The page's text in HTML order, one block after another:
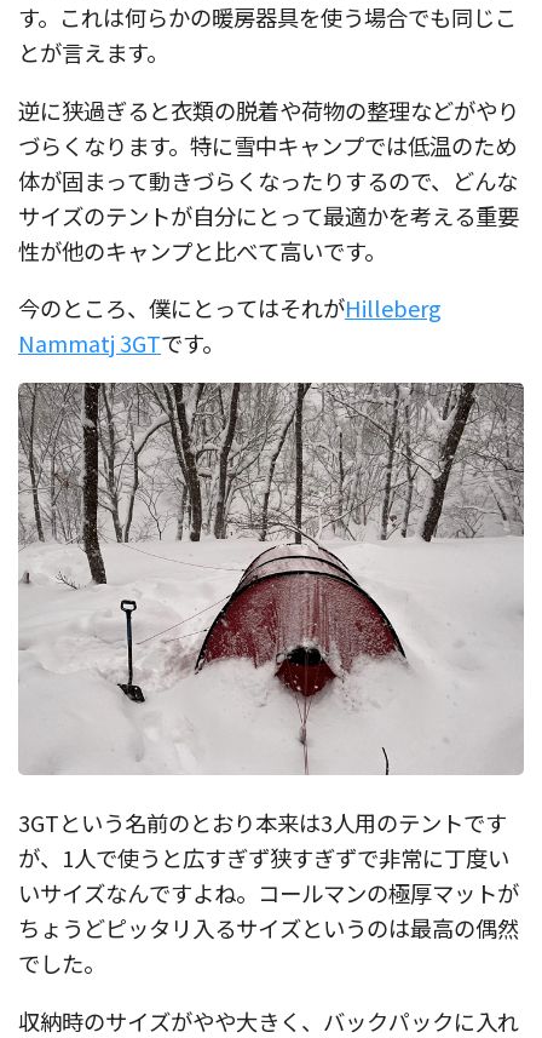
す。これは何らかの暖房器具を使う場合でも同じこ
とが言えます。
逆に狭過ぎると衣類の脱着や荷物の整理などがやり
づらくなります。特に雪中キャンプでは低温のため
体が固まって動きづらくなったりするので、どんな
サイズのテントが自分にとって最適かを考える重要
性が他のキャンプと比べて高いです。
今のところ、僕にとってはそれがHilleberg
Nammatj 3GTです。
3GTという名前のとおり本来は3人用のテントです
が、1人で使うと広すぎず狭すぎずで非常に丁度い
いサイズなんですよね。コールマンの極厚マットが
ちょうどピッタリ入るサイズというのは最高の偶然
でした。
収納時のサイズがやや大きく、バックパックに入れ